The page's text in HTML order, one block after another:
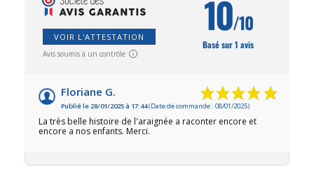
VOIR L'ATTESTATION
Avis soumis à un contrôle
10/10
Basé sur 1 avis
Floriane G.
Publié le 28/01/2025 à 17:44(Date de commande : 08/01/2025)
La très belle histoire de l'araignée a raconter encore et
encore a nos enfants. Merci.